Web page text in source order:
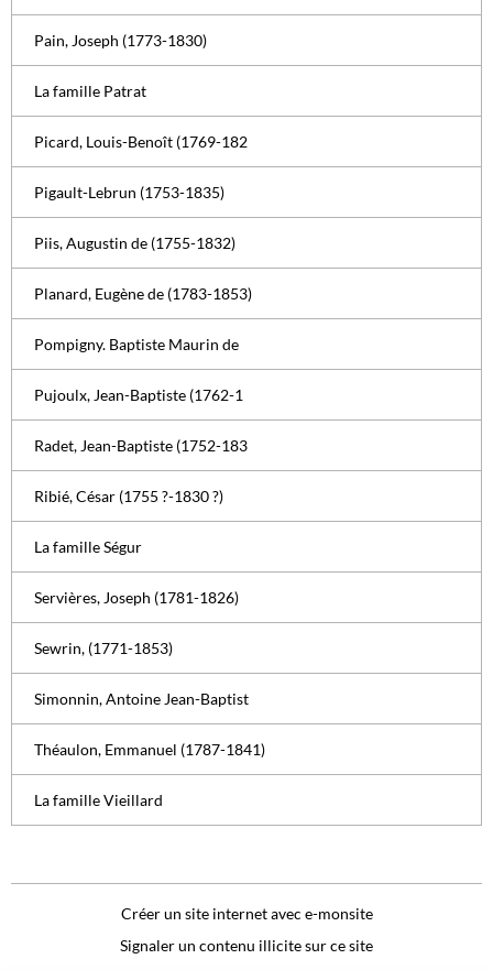
Pain, Joseph (1773-1830)
La famille Patrat
Picard, Louis-Benoît (1769-182
Pigault-Lebrun (1753-1835)
Piis, Augustin de (1755-1832)
Planard, Eugène de (1783-1853)
Pompigny. Baptiste Maurin de
Pujoulx, Jean-Baptiste (1762-1
Radet, Jean-Baptiste (1752-183
Ribié, César (1755 ?-1830 ?)
La famille Ségur
Servières, Joseph (1781-1826)
Sewrin, (1771-1853)
Simonnin, Antoine Jean-Baptist
Théaulon, Emmanuel (1787-1841)
La famille Vieillard
Créer un site internet avec e-monsite
Signaler un contenu illicite sur ce site